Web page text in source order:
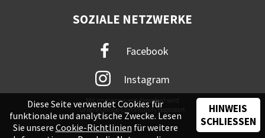
SOZIALE NETZWERKE
Facebook
Instagram
Mit immer neuem Newsfeed wird
unsere Online-Community begeistert
Diese Seite verwendet Cookies für
funktionale und analytische Zwecke. Lesen
Sie unsere Cookie-Richtlinien für weitere
HINWEIS
SCHLIESSEN